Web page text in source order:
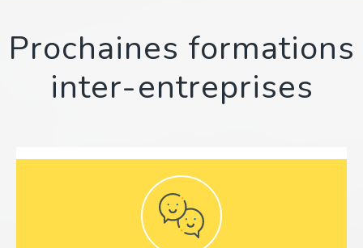
Prochaines formations
inter-entreprises